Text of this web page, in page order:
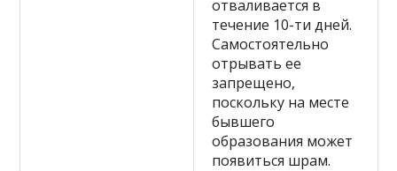
отваливается в
течение 10-ти дней.
Самостоятельно
отрывать ее
запрещено,
поскольку на месте
бывшего
образования может
появиться шрам.